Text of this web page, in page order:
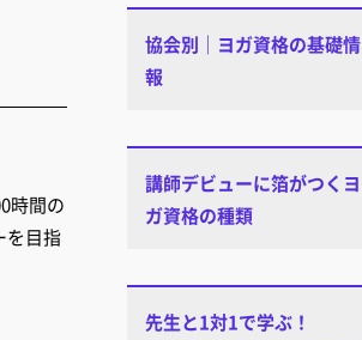
時間の
を目指
協会別｜ヨガ資格の基礎情
報
講師デビューに箔がつくヨ
ガ資格の種類
先生と1対1で学ぶ！